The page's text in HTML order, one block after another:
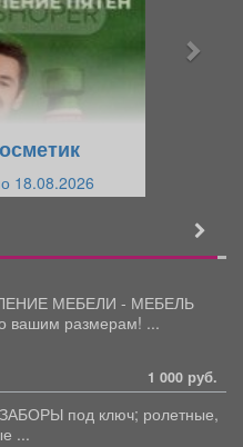
18.08.2026
МЕБЕЛИ - МЕБЕЛЬ
вашим размерам! ...
1 000 руб.
под ключ; ролетные,
...